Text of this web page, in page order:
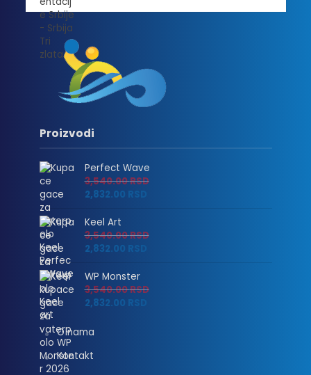
Proizvodi
Perfect Wave
3,540.00RSD
2,832.00 RSD
Keel Art
3,540.00RSD
2,832.00 RSD
WP Monster
3,540.00RSD
2,832.00 RSD
O nama
Kontakt